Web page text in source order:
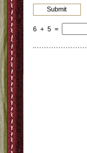
6 + 5 =